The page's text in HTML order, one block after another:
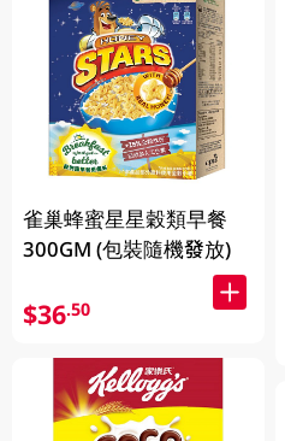
雀巢蜂蜜星星穀類早餐
300GM (包裝隨機發放)
$36.50